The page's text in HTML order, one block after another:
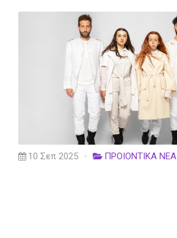
10 Σεπ 2025 ΠΡΟΙΟΝΤΙΚΑ ΝΕΑ